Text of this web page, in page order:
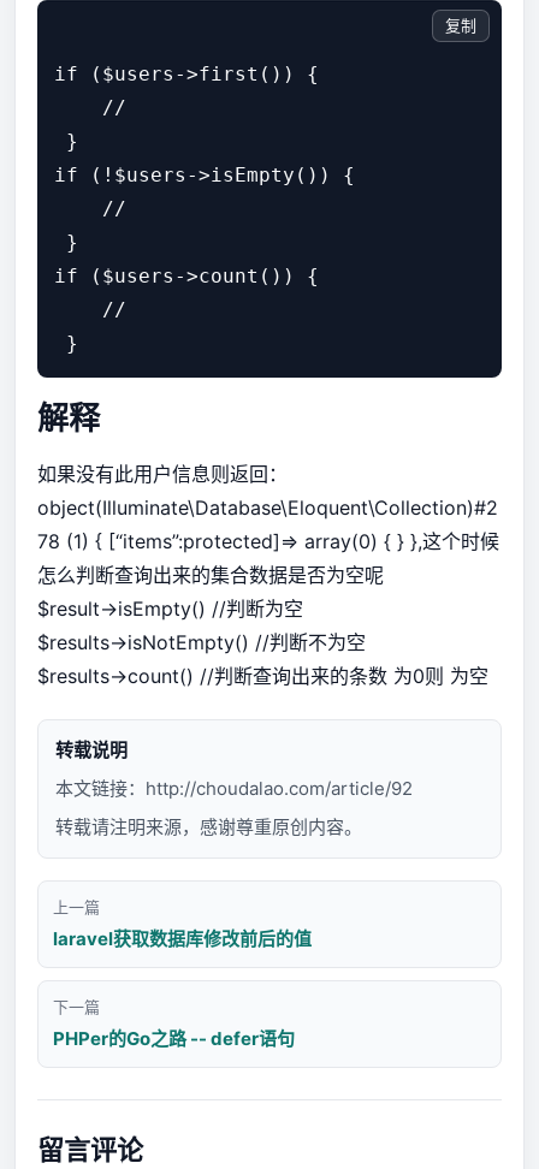
if ($users->first()) {
    //
}
if (!$users->isEmpty()) {
    //
}
if ($users->count()) {
    //
复制
解释
如果没有此用户信息则返回：
object(Illuminate\Database\Eloquent\Collection)#2
78 (1) { [“items”:protected]=> array(0) { } },这个时候
怎么判断查询出来的集合数据是否为空呢
$result->isEmpty() //判断为空
$results->isNotEmpty() //判断不为空
$results->count() //判断查询出来的条数 为0则 为空
转载说明
本文链接： http://choudalao.com/article/92
转载请注明来源，感谢尊重原创内容。
上一篇
laravel获取数据库修改前后的值
下一篇
PHPer的Go之路 -- defer语句
留言评论